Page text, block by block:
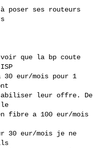
poser ses routeurs
que la bp coute
eur/mois pour 1
leur offre. De
le
fibre a 100 eur/mois
30 eur/mois je ne